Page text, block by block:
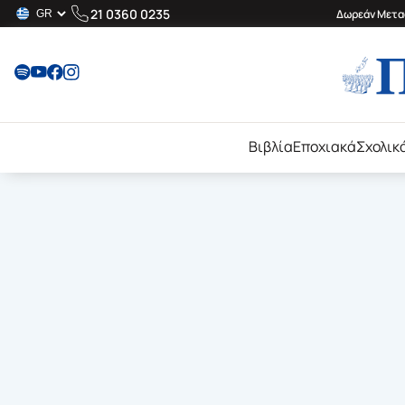
21 0360 0235 Δωρεάν
ΒιβλίαΕποχιακά